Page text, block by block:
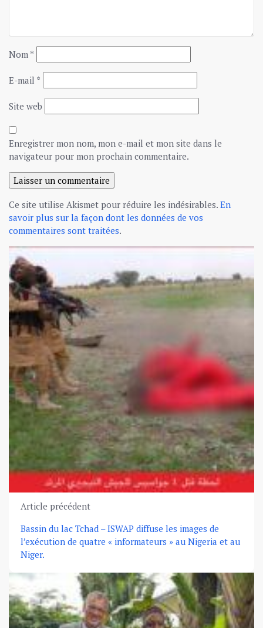
Nom *
E-mail *
Site web
Enregistrer mon nom, mon e-mail et mon site dans le
navigateur pour mon prochain commentaire.
Ce site utilise Akismet pour réduire les indésirables. En
savoir plus sur la façon dont les données de vos
commentaires sont traitées.
Article précédent
Bassin du lac Tchad – ISWAP diffuse les images de
l’exécution de quatre « informateurs » au Nigeria et au
Niger.